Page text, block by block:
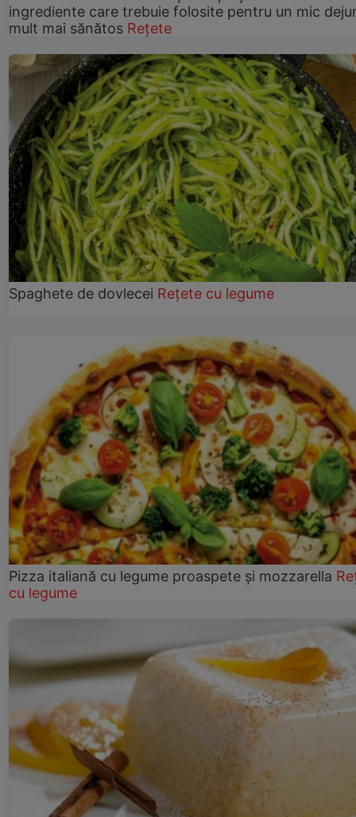
ingrediente care trebuie folosite pentru un mic
mult mai sănătos Rețete
Spaghete de dovlecei Rețete cu legume
Pizza italiană cu legume proaspete și mozzarella
cu legume